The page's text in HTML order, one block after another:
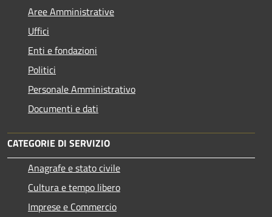
Aree Amministrative
Uffici
Enti e fondazioni
Politici
Personale Amministrativo
Documenti e dati
CATEGORIE DI SERVIZIO
Anagrafe e stato civile
Cultura e tempo libero
Imprese e Commercio